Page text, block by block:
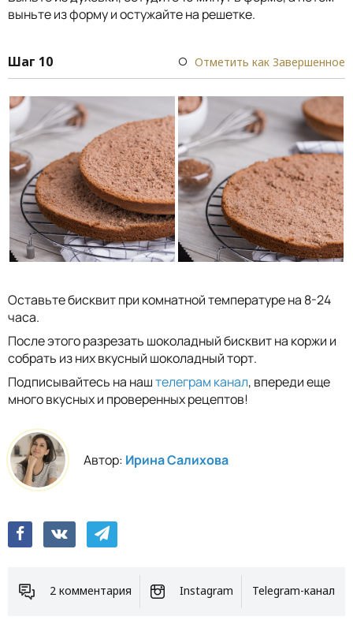
выньте из форму и остужайте на решетке.
Шаг 10 Отметить как Завершенное
Оставьте бисквит при комнатной температуре на 8-24
часа.
После этого разрезать шоколадный бисквит на коржи и
собрать из них вкусный шоколадный торт.
Подписывайтесь на наштелеграм канал, впереди еще
много вкусных и проверенных рецептов!
Автор: Ирина Салихова
2 комментария Instagram Telegram-канал